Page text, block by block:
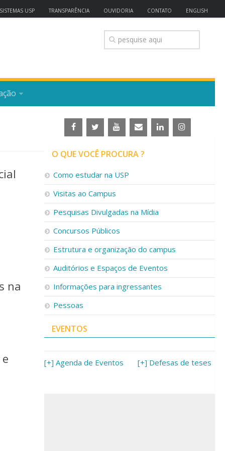
SISTEMAS USP TRANSPARÊNCIA OUVIDORIA CONTATO ENGLISH
na
O QUE VOCÊ PROCURA ?
Como estudar na USP
Visitas ao Campus
Pesquisas Divulgadas na Mídia
Concursos Públicos
Estrutura e organização do campus
Auditórios e Espaços de Eventos
Informações para ingressantes
Pessoas
EVENTOS
[+] Agenda de Eventos [+] Defesas de teses